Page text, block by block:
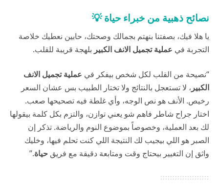
نصائح ذهبية من خبراء حياة 💡
يا هلا فيك، بصفتنا بنهتم بجمالك وصحتك، حابين نعطيك خلاصة
التجربة في عملية تجميل الانف الكبير بلهجة قريبة للقلب.
“نصيحة من القلب لكل شخص بيفكر في عملية تجميل الانف
الكبير ، لا تستعجل بالنتائج ولا تختار الطبيب بس عشان السعر
رخيص. الأنف هو نص الوجه، وأي غلطة فيه تصحيحها صعب.
اختار جراح شاطر فاهم شو يعني توازن، والتزم بكل كلمة بيقولها
لك بعد العملية، وخصوصاً بموضوع النوم والرياضة. تذكر إن
الصبر هو اللي بيجيب لك النتيجة اللي كنت تحلم فيها، وخليك
واثق إن التغيير بيحتاج وقت ومتابعة دقيقة مع فريق حياة.”